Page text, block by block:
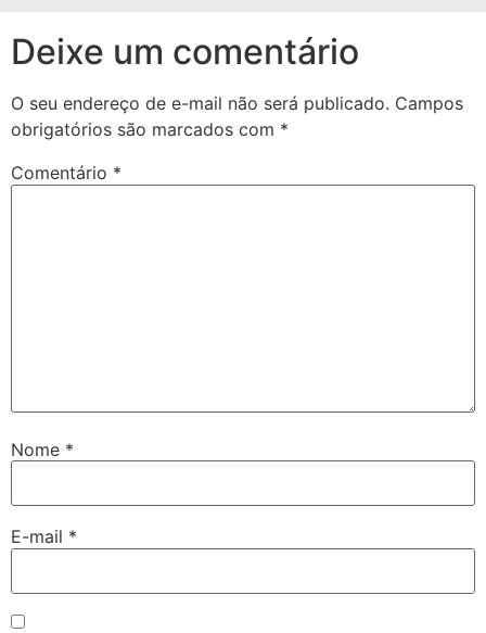
Deixe um comentário
O seu endereço de e-mail não será publicado. Campos
obrigatórios são marcados com *
Comentário *
Nome *
E-mail *